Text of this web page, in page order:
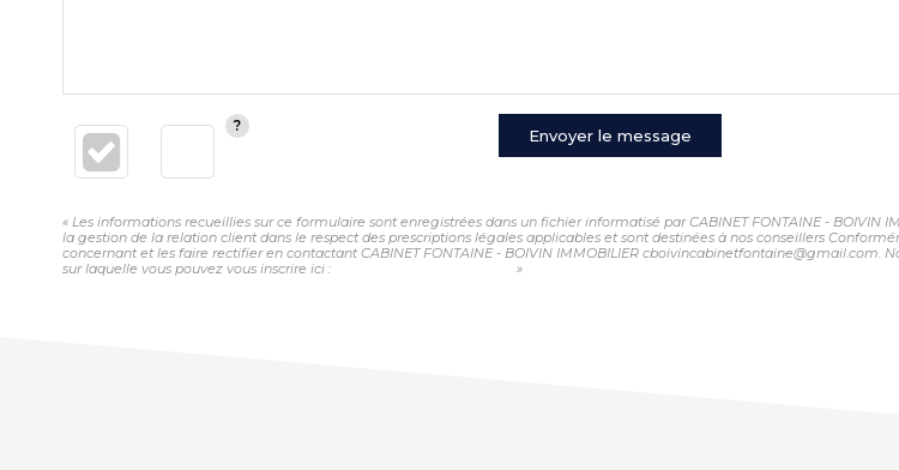
Envoyer le message
« Les informations recueillies sur ce formulaire sont enregistrées dans un fichier informatisé par CABINET FONTAINE -
la gestion de la relation client dans le respect des prescriptions légales applicables et sont destinées à nos conseillers
concernant et les faire rectifier en contactant CABINET FONTAINE - BOIVIN IMMOBILIER
sur laquelle vous pouvez vous inscrire ici :
»